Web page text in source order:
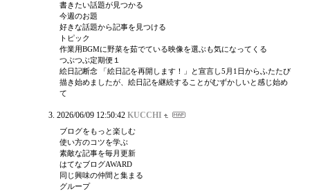
書きたい話題が見つかる
今週のお題
好きな話題から記事を見つける
トピック
作業用BGMに野菜を茹でている映像を選ぶも気になってくる
つぶつぶ定期便１
絵日記断念 「絵日記を再開します！」と宣言し5月1日からふたたび
描き始めましたが、絵日記を継続することがむずかしいと感じ始め
て
2026/06/09 12:50:42 KUCCHI
ブログをもっと楽しむ
使い方のコツを学ぶ
素敵な記事を毎月更新
はてなブログAWARD
同じ興味の仲間と集まる
グループ